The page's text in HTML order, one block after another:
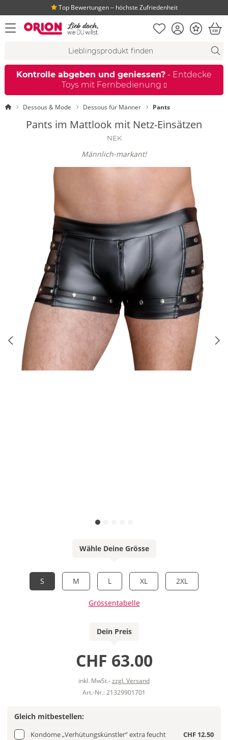
Top Bewertungen ‒ höchste Zufriedenheit
Menü öffnen Merkliste
KontoBonus
Kontrolle abgeben und geniessen? - Entdecke
Toys mit Fernbedienung
StartseiteDessous & Mode Dessous für Männer Pants
Pants im Mattlook mit Netz-Einsätzen
NEK
Männlich-markant!
Wähle Deine Grösse
S M L XL 2XL
Grössentabelle
Dein Preis
CHF 63.00
inkl. MwSt.-zzgl. Versand
Art.-Nr.: 21329901701
Gleich mitbestellen:
Kondome „Verhütungskünstler“ extra feucht CHF 12.50